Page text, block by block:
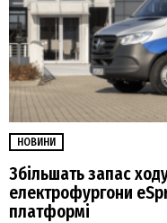
НОВИНИ
Збільшать запас
електрофургони
платформі